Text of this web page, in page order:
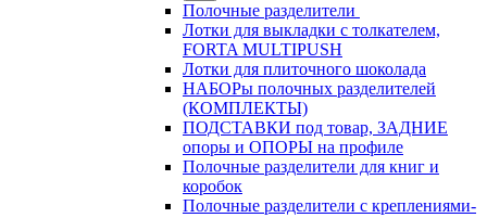
Полочные разделители
Лотки для выкладки с толкателем,
FORTA MULTIPUSH
Лотки для плиточного шоколада
НАБОРы полочных разделителей
(КОМПЛЕКТЫ)
ПОДСТАВКИ под товар, ЗАДНИЕ
опоры и ОПОРЫ на профиле
Полочные разделители для книг и
коробок
Полочные разделители с креплениями-